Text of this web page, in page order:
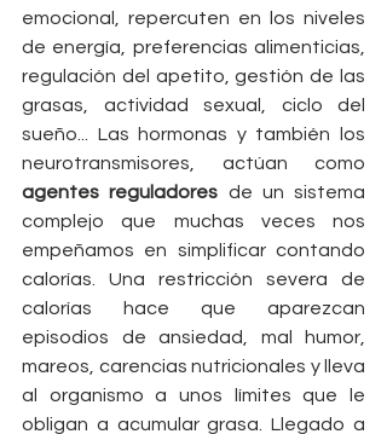
emocional, repercuten en los niveles
de energía, preferencias alimenticias,
regulación del apetito, gestión de las
grasas, actividad sexual, ciclo del
sueño... Las hormonas y también los
agentes reguladores de un sistema
complejo que muchas veces nos
empeñamos en simplificar contando
calorías. Una restricción severa de
calorías hace que aparezcan
episodios de ansiedad, mal humor,
mareos, carencias nutricionales y lleva
al organismo a unos límites que le
obligan a acumular grasa. Llegado a